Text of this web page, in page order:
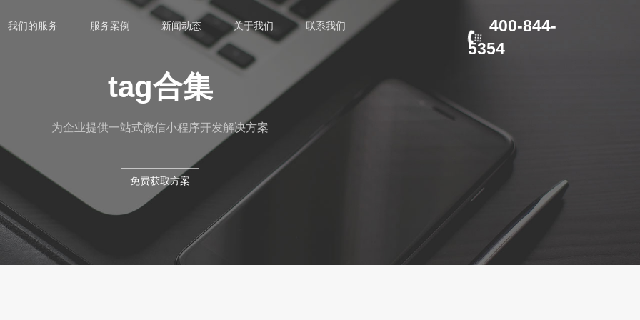
400-844-
5354
我们的服务 服务案例 新闻动态 关于我们 联系我们
tag合集
为企业提供一站式微信小程序开发解决方案
免费获取方案